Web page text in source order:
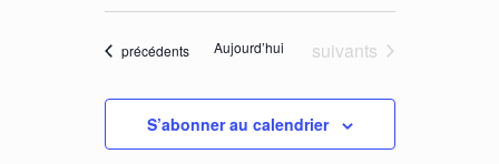
NAVIGATION
VUES
ÉVÈNEMENT
Évènements
précédents Aujourd’hui Évènements
suivants
S’abonner au calendrier